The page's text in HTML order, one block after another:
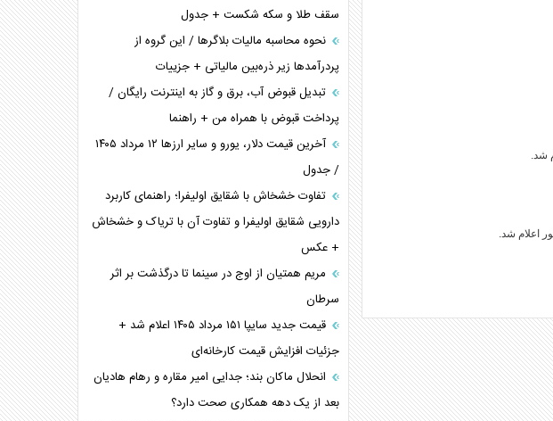
سقف طلا و سکه شکست + جدول
نحوه محاسبه مالیات بلاگر‌ها / این گروه از
پردرآمد‌ها زیر ذره‌بین مالیاتی + جزییات
تبدیل قبوض آب، برق و گاز به اینترنت رایگان /
پرداخت قبوض با همراه من + راهنما
آخرین قیمت دلار، یورو و سایر ارز‌ها ۱۲ مرداد ۱۴۰۵
/ جدول
تفاوت خشخاش با شقایق اولیفرا؛ راهنمای کاربرد
دارویی شقایق اولیفرا و تفاوت آن با تریاک و خشخاش
+ عکس
مریم همتیان از اوج در سینما تا درگذشت بر اثر
سرطان
قیمت جدید سایپا ۱۵۱ مرداد ۱۴۰۵ اعلام شد +
جزئیات افزایش قیمت کارخانه‌ای
انحلال ماکان بند؛ جدایی امیر مقاره و رهام هادیان
بعد از یک دهه همکاری صحت دارد؟